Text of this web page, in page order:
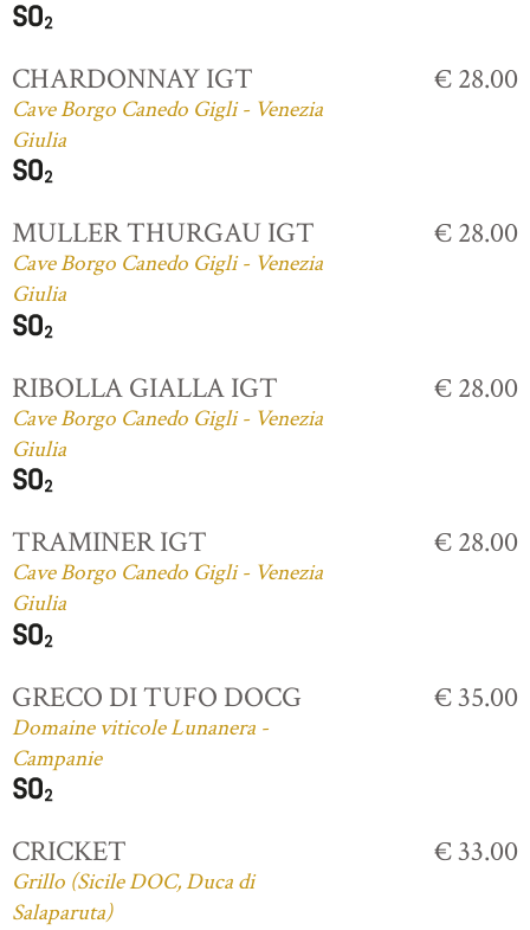
CHARDONNAY IGT
Cave Borgo Canedo Gigli - Venezia
Giulia
€ 28.00
MULLER THURGAU IGT
Cave Borgo Canedo Gigli - Venezia
Giulia
€ 28.00
RIBOLLA GIALLA IGT
Cave Borgo Canedo Gigli - Venezia
Giulia
€ 28.00
TRAMINER IGT
Cave Borgo Canedo Gigli - Venezia
Giulia
€ 28.00
GRECO DI TUFO DOCG
Domaine viticole Lunanera -
Campanie
€ 35.00
CRICKET
Grillo (Sicile DOC, Duca di
Salaparuta)
€ 33.00